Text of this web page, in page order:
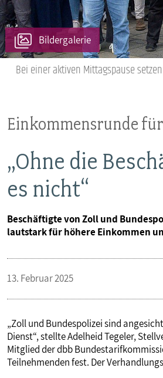
VERANSTALTUNGEN UND
MITGLIEDSCHAFT & SERVICE
Bildergalerie
Bei einer aktiven Mittagspause
Einkommensrunde
„Ohne die
es nicht“
Beschäftigte von Zoll und
lautstark für höhere Einkommen
13. Februar 2025
„Zoll und Bundespolizei sind
Dienst“, stellte Adelheid Tegeler,
Mitglied der dbb
Teilnehmenden fest. Der